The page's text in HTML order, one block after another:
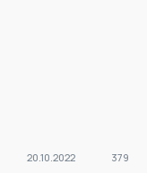
20.10.2022 379